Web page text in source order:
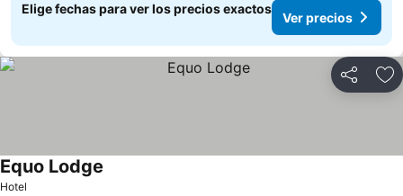
Elige fechas para ver los precios exactos
Ver precios
Compartir
Hotel
Equo Lodge